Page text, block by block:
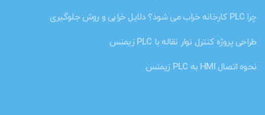
چرا PLC کارخانه خراب می شود؟ دلایل خرابی و روش جلوگیری
طراحی پروژه کنترل نوار نقاله با PLC زیمنس
نحوه اتصال HMI به PLC زیمنس